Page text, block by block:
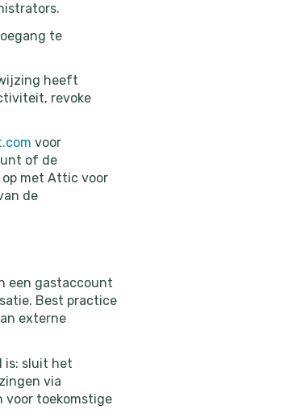
te
heeft
revoke
voor
of de
met Attic voor
de
een gastaccount
Best practice
externe
is: sluit het
via
voor toekomstige